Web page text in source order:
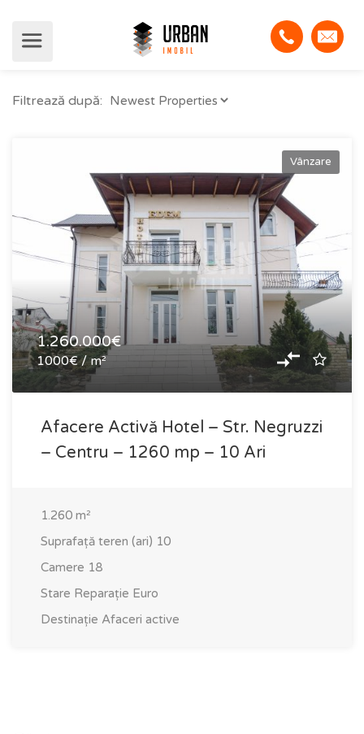
Filtrează după:
Vânzare
1.260.000€
1000€ / m²
Afacere Activă Hotel – Str. Negruzzi
– Centru – 1260 mp – 10 Ari
1.260 m²
Suprafață teren (ari) 10
Camere 18
Stare Reparație Euro
Destinație Afaceri active